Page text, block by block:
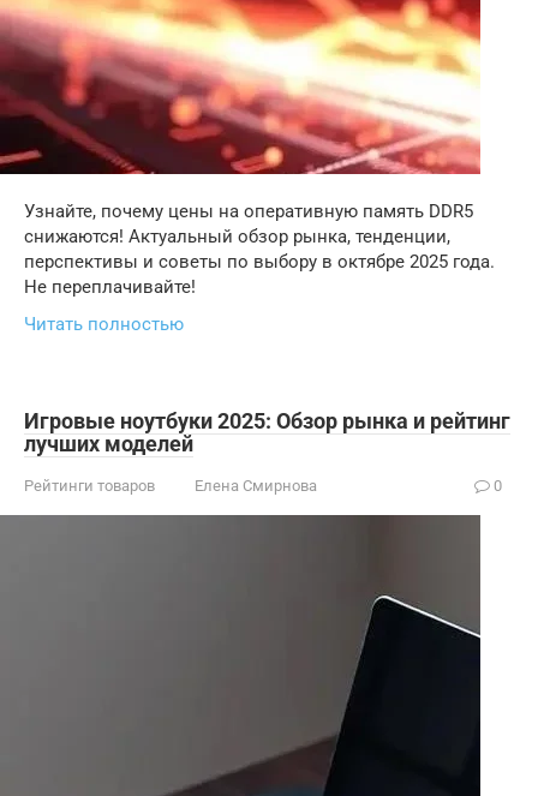
Узнайте, почему цены на оперативную память DDR5
снижаются! Актуальный обзор рынка, тенденции,
перспективы и советы по выбору в октябре 2025 года.
Не переплачивайте!
Читать полностью
Игровые ноутбуки 2025: Обзор рынка и рейтинг
лучших моделей
Рейтинги товаров Елена Смирнова 0